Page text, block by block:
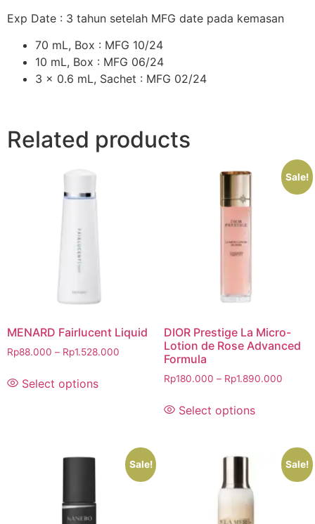
Exp Date : 3 tahun setelah MFG date pada kemasan
70 mL, Box : MFG 10/24
10 mL, Box : MFG 06/24
3 x 0.6 mL, Sachet : MFG 02/24
Related products
MENARD Fairlucent Liquid
Rp88.000 – Rp1.528.000
Select options
Sale!
DIOR Prestige La Micro-
Lotion de Rose Advanced
Formula
Rp180.000 – Rp1.890.000
Select options
Sale! Sale!